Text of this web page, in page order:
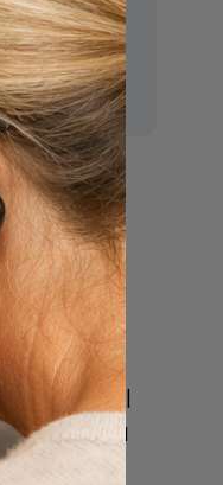
wensen
geheel
hulp na